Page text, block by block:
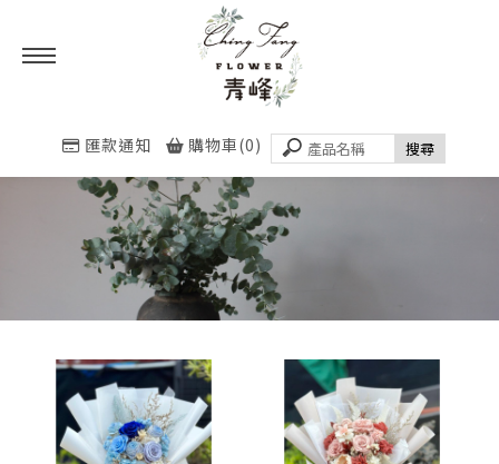
購物車(0)
匯款通知